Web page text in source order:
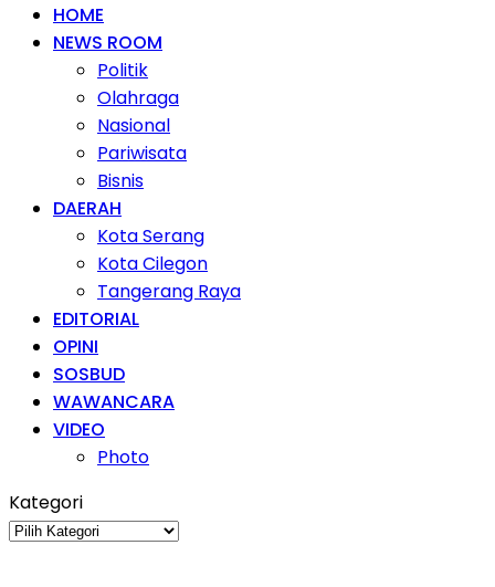
HOME
NEWS ROOM
Politik
Olahraga
Nasional
Pariwisata
Bisnis
DAERAH
Kota Serang
Kota Cilegon
Tangerang Raya
EDITORIAL
OPINI
SOSBUD
WAWANCARA
VIDEO
Photo
Kategori
Kategori